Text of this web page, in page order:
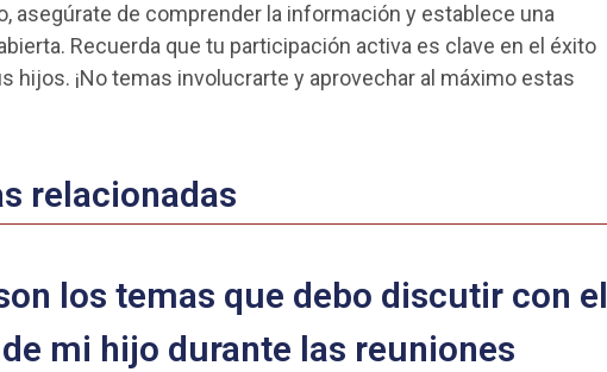
asegúrate de comprender la información y establece una
Recuerda que tu participación activa es clave en el éxito
hijos. ¡No temas involucrarte y aprovechar al máximo estas
relacionadas
los temas que debo discutir con el
mi hijo durante las reuniones